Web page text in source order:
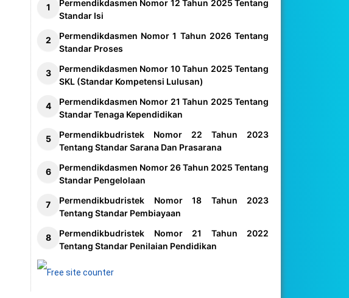
Permendikdasmen Nomor 12 Tahun 2025 Tentang
Standar Isi
Permendikdasmen Nomor 1 Tahun 2026 Tentang
Standar Proses
Permendikdasmen Nomor 10 Tahun 2025 Tentang
SKL (Standar Kompetensi Lulusan)
Permendikdasmen Nomor 21 Tahun 2025 Tentang
Standar Tenaga Kependidikan
Permendikbudristek Nomor 22 Tahun 2023
Tentang Standar Sarana Dan Prasarana
Permendikdasmen Nomor 26 Tahun 2025 Tentang
Standar Pengelolaan
Permendikbudristek Nomor 18 Tahun 2023
Tentang Standar Pembiayaan
Permendikbudristek Nomor 21 Tahun 2022
Tentang Standar Penilaian Pendidikan